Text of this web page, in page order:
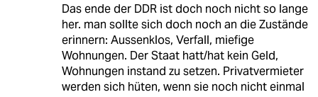
Das ende der DDR ist doch noch nicht so lange
her. man sollte sich doch noch an die Zustände
erinnern: Aussenklos, Verfall, miefige
Wohnungen. Der Staat hatt/hat kein Geld,
Wohnungen instand zu setzen. Privatvermieter
werden sich hüten, wenn sie noch nicht einmal